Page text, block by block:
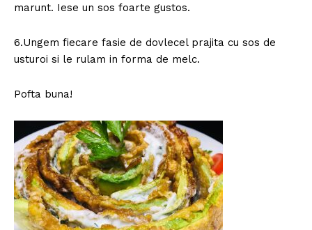
marunt. Iese un sos foarte gustos.
6.Ungem fiecare fasie de dovlecel prajita cu sos de
usturoi si le rulam in forma de melc.
Pofta buna!